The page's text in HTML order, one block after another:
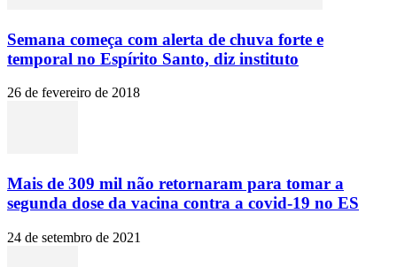
Semana começa com alerta de chuva forte e
temporal no Espírito Santo, diz instituto
26 de fevereiro de 2018
Mais de 309 mil não retornaram para tomar a
segunda dose da vacina contra a covid-19 no ES
24 de setembro de 2021